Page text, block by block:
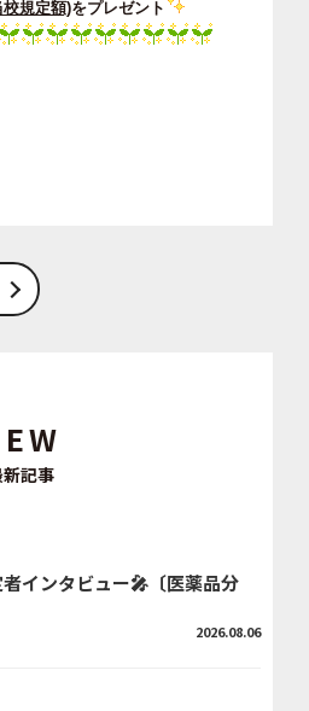
記事
インタビュー🎤〔医薬品分
2026.08.06
校規定額)をプレゼント